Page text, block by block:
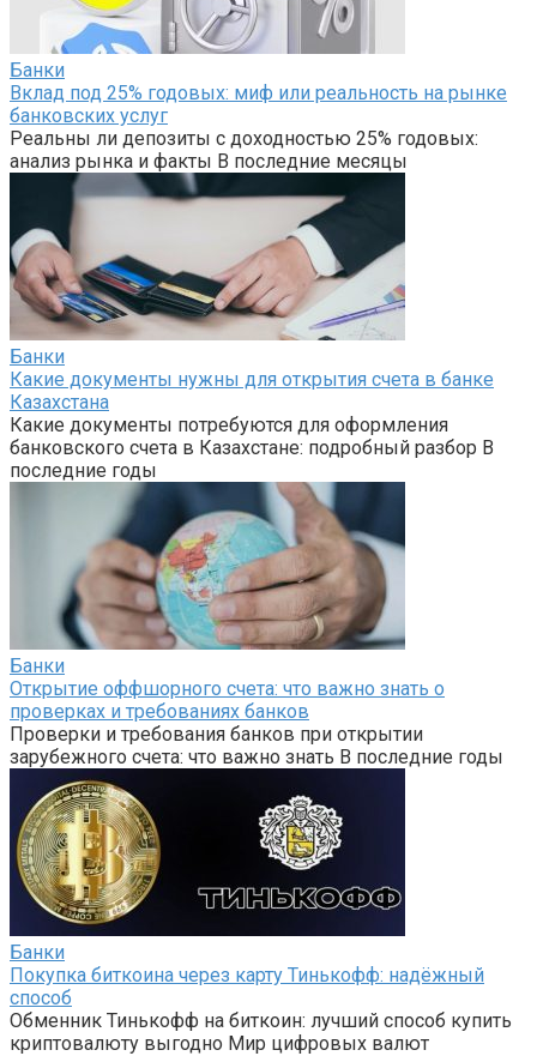
Банки
Вклад под 25% годовых: миф или реальность на рынке
банковских услуг
Реальны ли депозиты с доходностью 25% годовых:
анализ рынка и факты В последние месяцы
Банки
Какие документы нужны для открытия счета в банке
Казахстана
Какие документы потребуются для оформления
банковского счета в Казахстане: подробный разбор В
последние годы
Банки
Открытие оффшорного счета: что важно знать о
проверках и требованиях банков
Проверки и требования банков при открытии
зарубежного счета: что важно знать В последние годы
Банки
Покупка биткоина через карту Тинькофф: надёжный
способ
Обменник Тинькофф на биткоин: лучший способ купить
криптовалюту выгодно Мир цифровых валют